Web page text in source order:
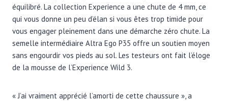
équilibré. La collection Experience a une chute de 4 mm, ce
qui vous donne un peu d’élan si vous êtes trop timide pour
vous engager pleinement dans une démarche zéro chute. La
semelle intermédiaire Altra Ego P35 offre un soutien moyen
sans engourdir vos pieds au sol. Les testeurs ont fait l’éloge
de la mousse de l’Experience Wild 3.
« J’ai vraiment apprécié l’amorti de cette chaussure », a